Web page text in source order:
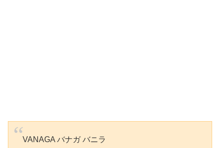
VANAGA バナガ バニラ